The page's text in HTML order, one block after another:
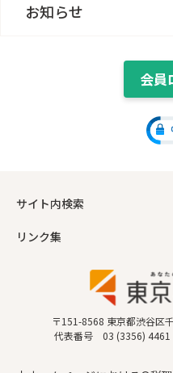
お知らせ
会員
サイト内検索
リンク集
〒151-8568 東京都渋谷
代表番号 03 (3356)